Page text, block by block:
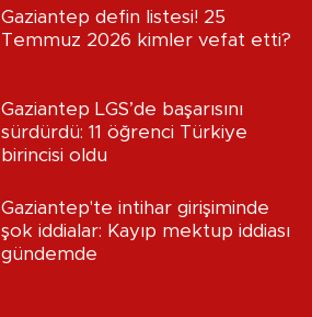
Gaziantep defin listesi! 25
Temmuz 2026 kimler vefat etti?
Gaziantep LGS’de başarısını
sürdürdü: 11 öğrenci Türkiye
birincisi oldu
Gaziantep'te intihar girişiminde
şok iddialar: Kayıp mektup iddiası
gündemde